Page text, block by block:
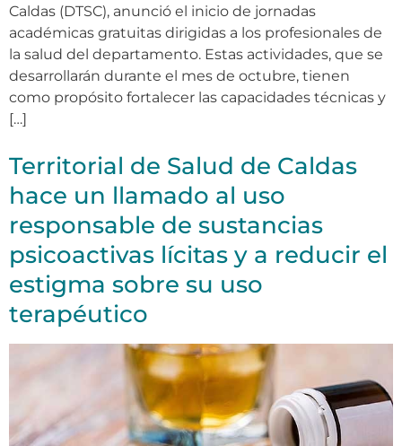
Caldas (DTSC), anunció el inicio de jornadas
académicas gratuitas dirigidas a los profesionales de
la salud del departamento. Estas actividades, que se
desarrollarán durante el mes de octubre, tienen
como propósito fortalecer las capacidades técnicas y
[…]
Territorial de Salud de Caldas
hace un llamado al uso
responsable de sustancias
psicoactivas lícitas y a reducir el
estigma sobre su uso
terapéutico